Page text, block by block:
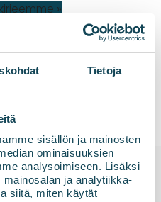
Tietoja
sisällön ja mainosten
ominaisuuksien
analysoimiseen. Lisäksi
ja analytiikka-
siitä, miten käytät
»